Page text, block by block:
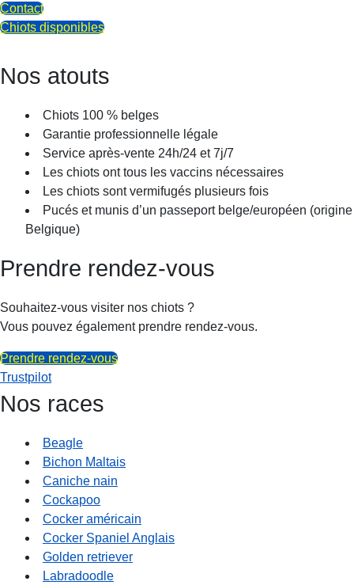
Contact
Chiots disponibles
Nos atouts
Chiots 100 % belges
Garantie professionnelle légale
Service après-vente 24h/24 et 7j/7
Les chiots ont tous les vaccins nécessaires
Les chiots sont vermifugés plusieurs fois
Pucés et munis d’un passeport belge/européen (origine
Belgique)
Prendre rendez-vous
Souhaitez-vous visiter nos chiots ?
Vous pouvez également prendre rendez-vous.
Prendre rendez-vous
Trustpilot
Nos races
Beagle
Bichon Maltais
Caniche nain
Cockapoo
Cocker américain
Cocker Spaniel Anglais
Golden retriever
Labradoodle